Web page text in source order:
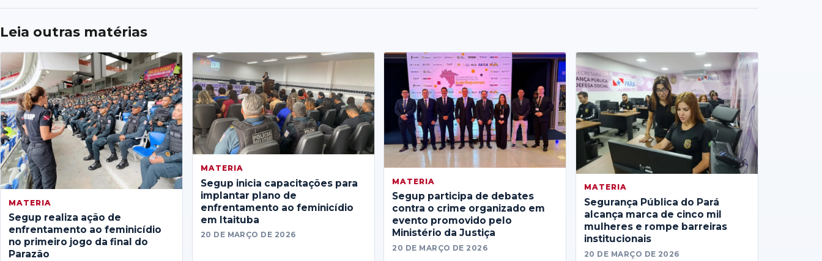
Leia outras matérias
MATERIA
Segup realiza ação de
enfrentamento ao feminicídio
no primeiro jogo da final do
Parazão
MATERIA
Segup inicia capacitações para
implantar plano de
enfrentamento ao feminicídio
em Itaituba
20 DE MARÇO DE 2026
MATERIA
Segup participa de debates
contra o crime organizado em
evento promovido pelo
Ministério da Justiça
20 DE MARÇO DE 2026
MATERIA
Segurança Pública do Pará
alcança marca de cinco mil
mulheres e rompe barreiras
institucionais
20 DE MARÇO DE 2026